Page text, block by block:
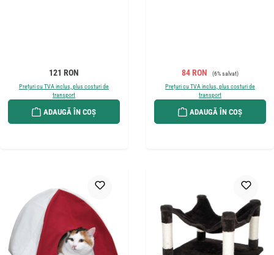
Preț obișnuit:
121 RON
Prețuri cu TVA inclus, plus costuri de
transport
ADAUGĂ ÎN COȘ
Preț de vânzare:
84 RON Preț obișnuit:
(6% salvat)
Prețuri cu TVA inclus, plus costuri de
transport
ADAUGĂ ÎN COȘ